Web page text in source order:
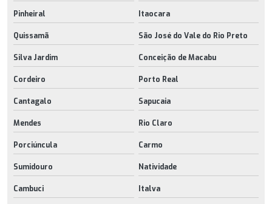
Pinheiral Itaocara
Quissamã São José do Vale do Rio Preto
Silva Jardim Conceição de Macabu
Cordeiro Porto Real
Cantagalo Sapucaia
Mendes Rio Claro
Porciúncula Carmo
Sumidouro Natividade
Cambuci Italva